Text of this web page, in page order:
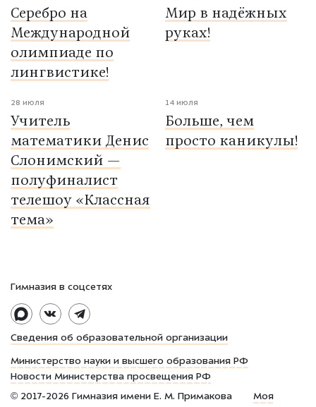
Серебро на
Международной
олимпиаде по
лингвистике!
Мир в надёжных
руках!
28 июля
Учитель
математики Денис
Слонимский —
полуфиналист
телешоу «Классная
тема»
14 июля
Больше, чем
просто каникулы!
Сведения об образовательной организации
Министерство науки и высшего образования РФ
Новости Министерства просвещения РФ
© 2017-2026 Гимназия имени Е. М. Примакова Моя
Гимназия в соцсетях